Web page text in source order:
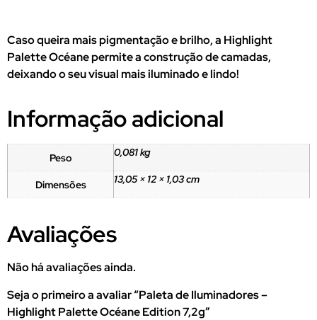
Caso queira mais pigmentação e brilho, a Highlight
Palette Océane permite a construção de camadas,
deixando o seu visual mais iluminado e lindo!
Informação adicional
Peso 0,081 kg
Dimensões 13,05 × 12 × 1,03 cm
Avaliações
Não há avaliações ainda.
Seja o primeiro a avaliar “Paleta de Iluminadores –
Highlight Palette Océane Edition 7,2g”